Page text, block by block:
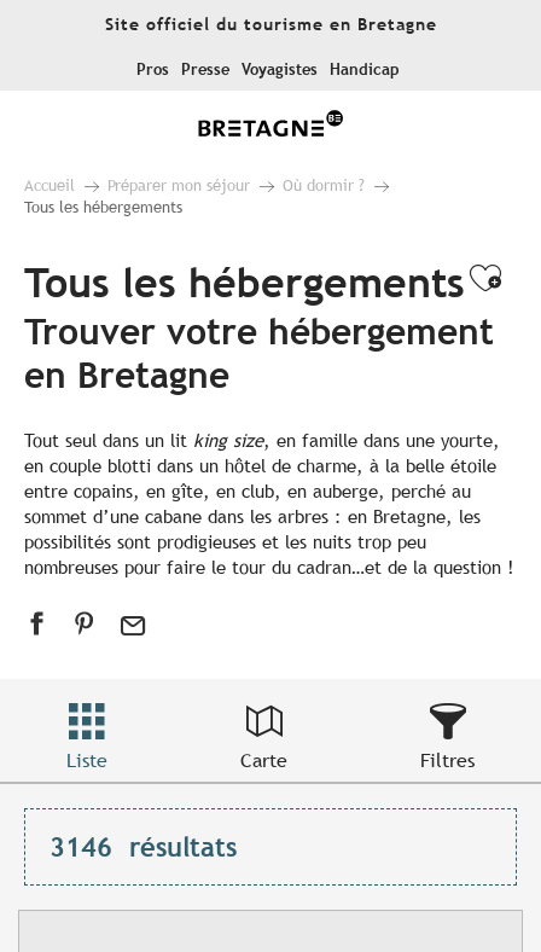
Site officiel du tourisme en Bretagne
Pros Presse Voyagistes Handicap
Accueil Préparer mon séjour
Où dormir ?
Tous les hébergements
Tous les hébergements
Trouver votre hébergement
en Bretagne
Tout seul dans un lit king size, en famille dans une yourte,
en couple blotti dans un hôtel de charme, à la belle étoile
entre copains, en gîte, en club, en auberge, perché au
sommet d’une cabane dans les arbres : en Bretagne, les
possibilités sont prodigieuses et les nuits trop peu
nombreuses pour faire le tour du cadran…et de la question !
Liste Carte Filtres
3146 résultats